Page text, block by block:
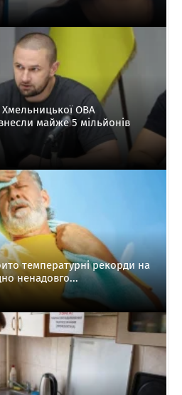
Хмельницької ОВА
майже 5 мільйонів
температурні рекорди на
ненадовго...